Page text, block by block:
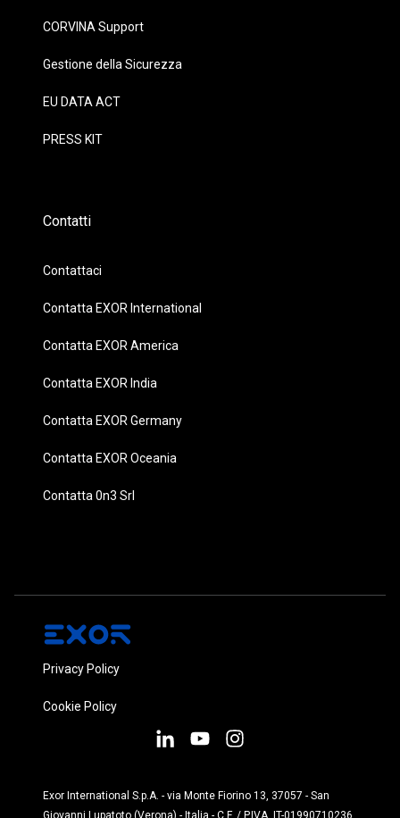
CORVINA Support
Gestione della Sicurezza
EU DATA ACT
PRESS KIT
Contatti
Contattaci
Contatta EXOR International
Contatta EXOR America
Contatta EXOR India
Contatta EXOR Germany
Contatta EXOR Oceania
Contatta 0n3 Srl
Privacy Policy
Cookie Policy
Exor International S.p.A. - via Monte Fiorino 13, 37057 - San
Giovanni Lupatoto (Verona) - Italia - C.F. / P.IVA IT-01990710236